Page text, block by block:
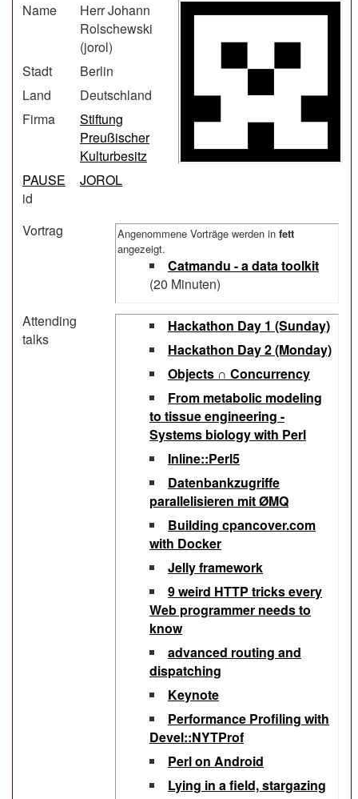
Name
Herr Johann
Rolschewski
(‎jorol‎)
Stadt
Berlin
Land
Deutschland
Firma
Stiftung
Preußischer
Kulturbesitz
PAUSE
id
JOROL
Vortrag Angenommene Vorträge werden in fett
angezeigt.
‎Catmandu - a data toolkit‎
(20 Minuten)
Attending
talks
‎Hackathon Day 1 (Sunday)‎
‎Hackathon Day 2 (Monday)‎
‎Objects ∩ Concurrency‎
‎From metabolic modeling
to tissue engineering -
Systems biology with Perl‎
‎Inline::Perl5‎
‎Datenbankzugriffe
parallelisieren mit ØMQ‎
‎Building cpancover.com
with Docker‎
‎Jelly framework‎
‎9 weird HTTP tricks every
Web programmer needs to
know‎
‎advanced routing and
dispatching‎
‎Keynote‎
‎Performance Profiling with
Devel::NYTProf‎
‎Perl on Android‎
‎Lying in a field, stargazing‎